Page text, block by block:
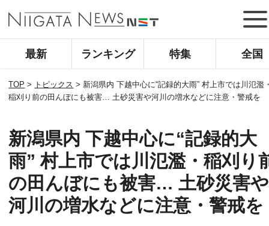
最新 ランキング 特集 全国
TOP > トピックス > 新潟県内 下越中心に“記録的大雨” 村上市では川氾濫
稲刈り前の田んぼにも被害… 土砂災害や河川の増水などに注意・警戒を
新潟県内 下越中心に“記録的大
雨” 村上市では川氾濫・稲刈り
の田んぼにも被害… 土砂災害や
河川の増水などに注意・警戒を